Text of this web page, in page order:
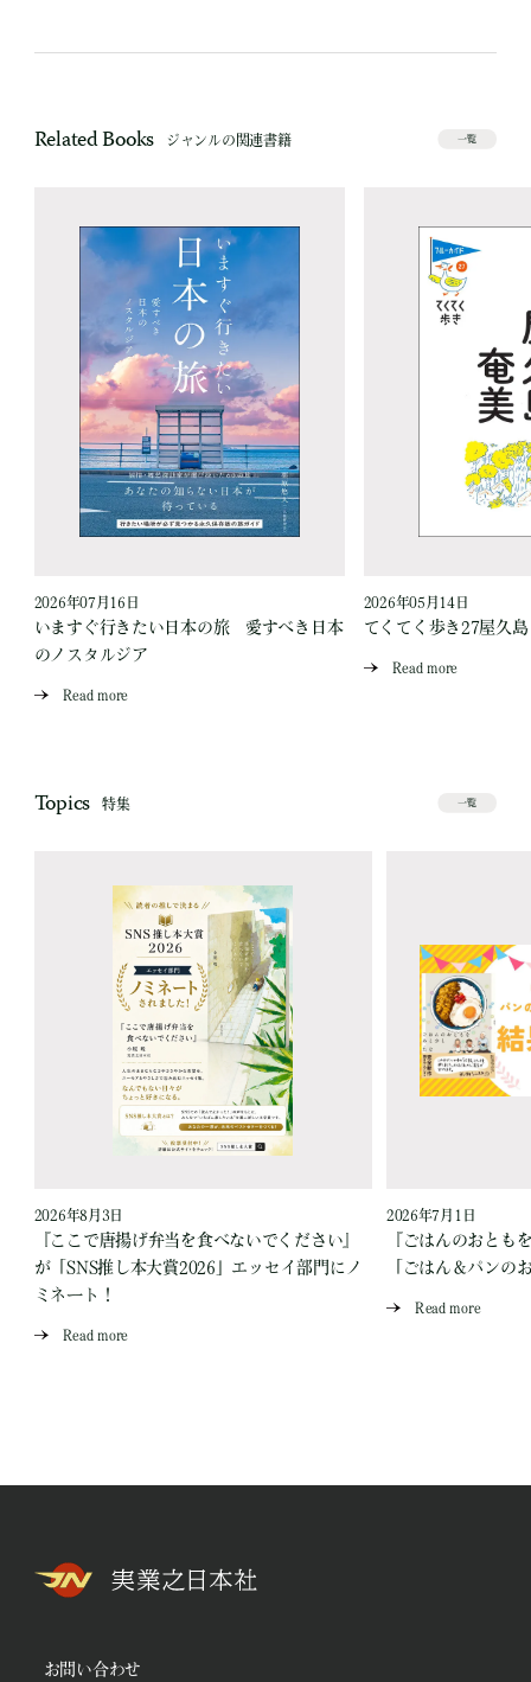
Related Books ジャンルの関連書籍 一覧
2026年07月16日
いますぐ行きたい日本の旅 愛すべき日本
のノスタルジア
Read more
2026年05月14日
てくてく歩き27屋久
Read more
Topics 特集 一覧
2026年8月3日
『ここで唐揚げ弁当を食べないでください』
が「SNS推し本大賞2026」エッセイ部門にノ
ミネート！
Read more
2026年7月1日
『ごはんのおとも
「ごはん＆パンの
Read more
お問い合わせ